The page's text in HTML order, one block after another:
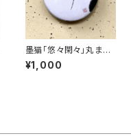
墨猫「悠々閑々」丸まる
猫ミラー
¥1,000